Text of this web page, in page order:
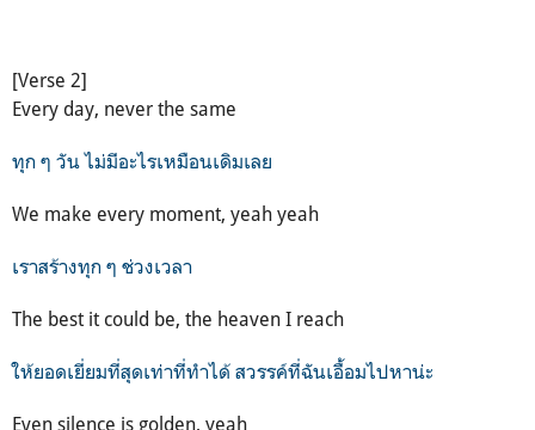
[Verse 2]
Every day, never the same
ทุก ๆ วัน ไม่มีอะไรเหมือนเดิมเลย
We make every moment, yeah yeah
เราสร้างทุก ๆ ช่วงเวลา
The best it could be, the heaven I reach
ให้ยอดเยี่ยมที่สุดเท่าที่ทำได้ สวรรค์ที่ฉันเอื้อมไปหาน่ะ
Even silence is golden, yeah